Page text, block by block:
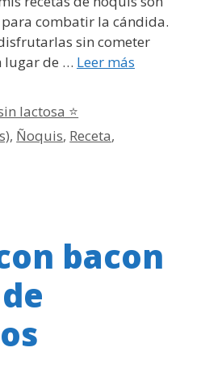
combatir la cándida.
sin cometer
lugar de … Leer más
lactosa ⭐
, Ñoquis, Receta,
bacon